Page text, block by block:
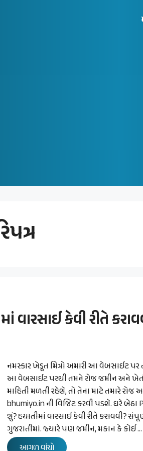
કેવી રીતે
નમસ્કાર ખેડૂત મિત્રો અમારી આ વેબસાઈટ
આ વેબસાઈટ પરથી તમને રોજ જમીન અને
માહિતી મળતી રહેશે, તો તેના માટે તમારે રોજ
bhumiyo.in ની વિજિટ કરવી પડશે. ઘરે
શું? હયાતીમાં વારસાઈ કેવી રીતે કરાવવી?
ગુજરાતીમાં. જ્યારે પણ જમીન, મકાન કે કોઈ …
આગળ વાંચો